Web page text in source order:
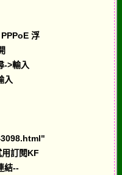
浮
->輸入
入
訂閱KF
結--